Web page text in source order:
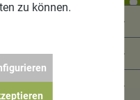
zu können.